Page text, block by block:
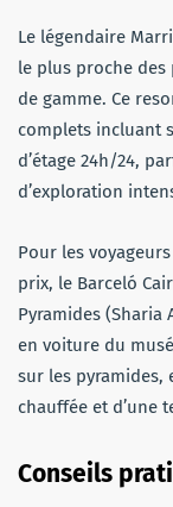
Le légendaire
le plus proche
de gamme. Ce
complets incluant
d’étage 24h/24,
d’exploration
Pour les
prix, le Barceló
Pyramides (Sharia
en voiture du
sur les pyramides,
chauffée et d’une
Conseils